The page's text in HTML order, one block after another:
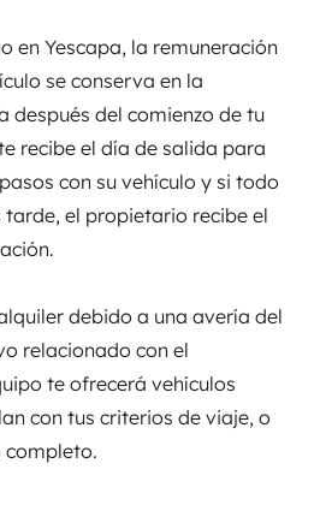
en Yescapa, la remuneración
se conserva en la
después del comienzo de tu
recibe el día de salida para
con su vehículo y si todo
el propietario recibe el
debido a una avería del
relacionado con el
te ofrecerá vehículos
con tus criterios de viaje, o
completo.
Disponible en
Google Play